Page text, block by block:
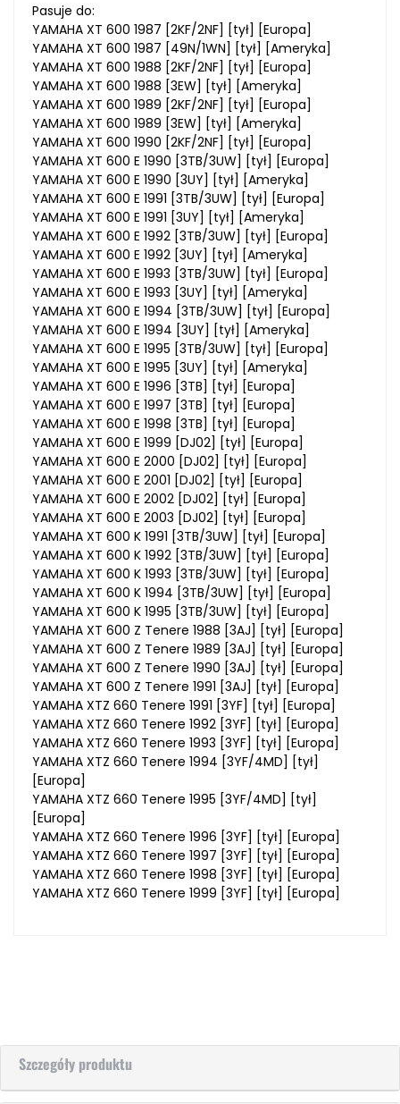
Pasuje do:
YAMAHA XT 600 1987 [2KF/2NF] [tył] [Europa]
YAMAHA XT 600 1987 [49N/1WN] [tył] [Ameryka]
YAMAHA XT 600 1988 [2KF/2NF] [tył] [Europa]
YAMAHA XT 600 1988 [3EW] [tył] [Ameryka]
YAMAHA XT 600 1989 [2KF/2NF] [tył] [Europa]
YAMAHA XT 600 1989 [3EW] [tył] [Ameryka]
YAMAHA XT 600 1990 [2KF/2NF] [tył] [Europa]
YAMAHA XT 600 E 1990 [3TB/3UW] [tył] [Europa]
YAMAHA XT 600 E 1990 [3UY] [tył] [Ameryka]
YAMAHA XT 600 E 1991 [3TB/3UW] [tył] [Europa]
YAMAHA XT 600 E 1991 [3UY] [tył] [Ameryka]
YAMAHA XT 600 E 1992 [3TB/3UW] [tył] [Europa]
YAMAHA XT 600 E 1992 [3UY] [tył] [Ameryka]
YAMAHA XT 600 E 1993 [3TB/3UW] [tył] [Europa]
YAMAHA XT 600 E 1993 [3UY] [tył] [Ameryka]
YAMAHA XT 600 E 1994 [3TB/3UW] [tył] [Europa]
YAMAHA XT 600 E 1994 [3UY] [tył] [Ameryka]
YAMAHA XT 600 E 1995 [3TB/3UW] [tył] [Europa]
YAMAHA XT 600 E 1995 [3UY] [tył] [Ameryka]
YAMAHA XT 600 E 1996 [3TB] [tył] [Europa]
YAMAHA XT 600 E 1997 [3TB] [tył] [Europa]
YAMAHA XT 600 E 1998 [3TB] [tył] [Europa]
YAMAHA XT 600 E 1999 [DJ02] [tył] [Europa]
YAMAHA XT 600 E 2000 [DJ02] [tył] [Europa]
YAMAHA XT 600 E 2001 [DJ02] [tył] [Europa]
YAMAHA XT 600 E 2002 [DJ02] [tył] [Europa]
YAMAHA XT 600 E 2003 [DJ02] [tył] [Europa]
YAMAHA XT 600 K 1991 [3TB/3UW] [tył] [Europa]
YAMAHA XT 600 K 1992 [3TB/3UW] [tył] [Europa]
YAMAHA XT 600 K 1993 [3TB/3UW] [tył] [Europa]
YAMAHA XT 600 K 1994 [3TB/3UW] [tył] [Europa]
YAMAHA XT 600 K 1995 [3TB/3UW] [tył] [Europa]
YAMAHA XT 600 Z Tenere 1988 [3AJ] [tył] [Europa]
YAMAHA XT 600 Z Tenere 1989 [3AJ] [tył] [Europa]
YAMAHA XT 600 Z Tenere 1990 [3AJ] [tył] [Europa]
YAMAHA XT 600 Z Tenere 1991 [3AJ] [tył] [Europa]
YAMAHA XTZ 660 Tenere 1991 [3YF] [tył] [Europa]
YAMAHA XTZ 660 Tenere 1992 [3YF] [tył] [Europa]
YAMAHA XTZ 660 Tenere 1993 [3YF] [tył] [Europa]
YAMAHA XTZ 660 Tenere 1994 [3YF/4MD] [tył]
[Europa]
YAMAHA XTZ 660 Tenere 1995 [3YF/4MD] [tył]
[Europa]
YAMAHA XTZ 660 Tenere 1996 [3YF] [tył] [Europa]
YAMAHA XTZ 660 Tenere 1997 [3YF] [tył] [Europa]
YAMAHA XTZ 660 Tenere 1998 [3YF] [tył] [Europa]
YAMAHA XTZ 660 Tenere 1999 [3YF] [tył] [Europa]
Szczegóły produktu